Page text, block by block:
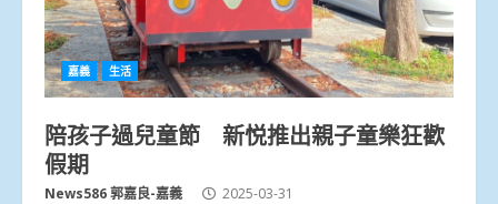
嘉義 生活
陪孩子過兒童節 新悦推出親子童樂狂歡
假期
News586 郭嘉良-嘉義 2025-03-31